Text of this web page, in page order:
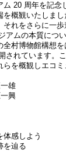
20 周年を記
概観いたしまし
れをさらに一
ムの本質につ
村博物館構想
されています。
を概観しエコ
雄
興
体感しよう
を辿る